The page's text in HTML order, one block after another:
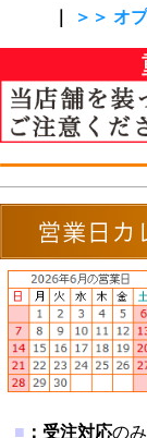
＞＞ オ
■ ：受注対応のみ